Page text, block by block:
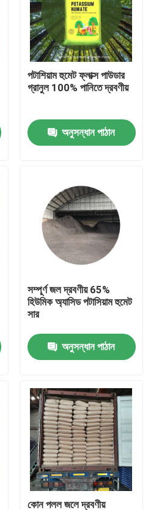
পটাশিয়াম হুমেট ফ্লাক্স পাউডার
গ্রানুল 100% পানিতে দ্রবণীয়
অনুসন্ধান পাঠান
সম্পূর্ণ জল দ্রবণীয় 65%
হিউমিক অ্যাসিড পটাসিয়াম হুমেট
সার
অনুসন্ধান পাঠান
কোন পলল জলে দ্রবণীয়